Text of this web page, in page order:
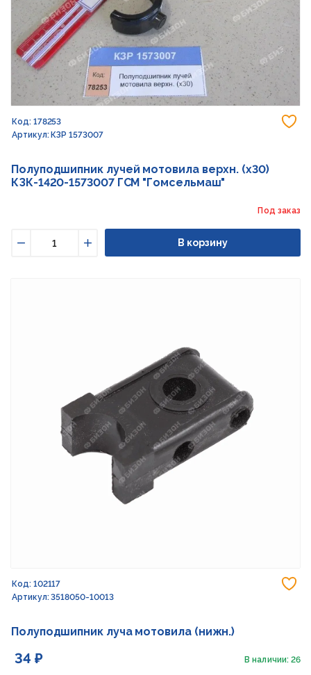
Код: 178253
Артикул: КЗР 1573007
Полуподшипник лучей мотовила верхн. (х30)
КЗК-1420-1573007 ГСМ "Гомсельмаш"
Под заказ
Увеличить
В корзину
Код: 102117
Артикул: 3518050-10013
Полуподшипник луча мотовила (нижн.)
34 ₽ В наличии: 26